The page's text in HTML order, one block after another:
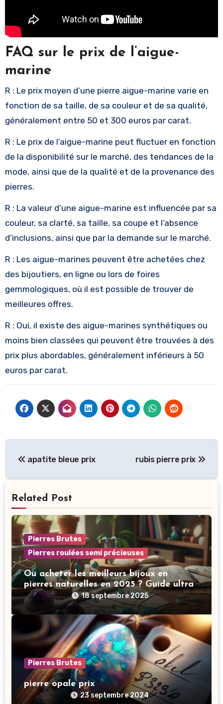
FAQ sur le prix de l’aigue-
marine
R : Le prix moyen d’une pierre aigue-marine varie en
fonction de sa taille, de sa couleur et de sa qualité,
généralement entre 50 et 300 euros par carat.
R : Le prix de l’aigue-marine peut fluctuer en fonction
de la disponibilité sur le marché, des tendances de la
mode, ainsi que de la qualité et de la provenance des
pierres.
R : La valeur d’une aigue-marine est influencée par sa
couleur, sa clarté, sa taille, sa coupe et l’absence
d’inclusions, ainsi que par la demande sur le marché.
R : Les aigue-marines peuvent être achetées chez
des bijoutiers, en ligne ou lors de foires
gemmologiques, où il est possible de trouver de
meilleures offres.
R : Oui, il existe des aigue-marines synthétiques ou
moins bien classées qui peuvent être trouvées à des
prix plus abordables, généralement inférieurs à 50
euros par carat.
l’article
apatite bleue prix rubis pierre prix
Related Post
Pierres Brutes
Pierres roulées semi précieuses
Où acheter les meilleurs bijoux en
pierres naturelles en 2025 ? Guide ultra-
complet pour choisir des pièces éthiques,
énergétiques et stylées
18 septembre 2025
Pierres Brutes
pierre opale prix
23 septembre 2024